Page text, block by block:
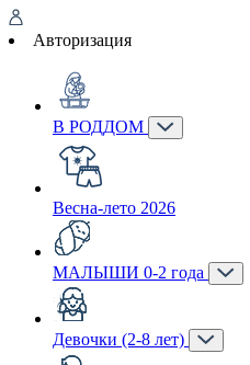
Авторизация
В РОДДОМ
Весна-лето 2026
МАЛЫШИ 0-2 года
Девочки (2-8 лет)